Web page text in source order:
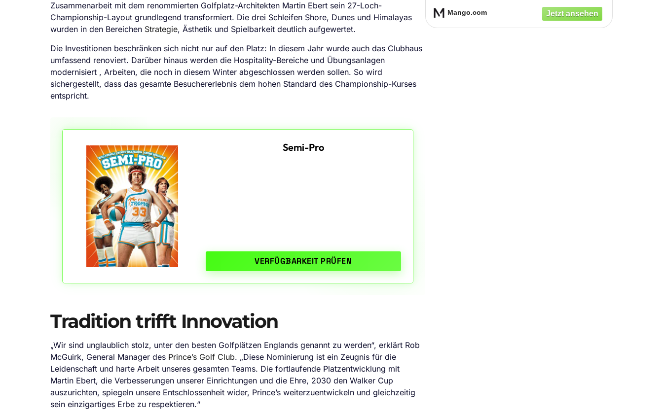
Zusammenarbeit mit dem renommierten Golfplatz-Architekten Martin Ebert sein 27-Loch-
Championship-Layout grundlegend transformiert. Die drei Schleifen Shore, Dunes und Himalayas
wurden in den Bereichen Strategie, Ästhetik und Spielbarkeit deutlich aufgewertet.
Die Investitionen beschränken sich nicht nur auf den Platz: In diesem Jahr wurde auch das Clubhaus
umfassend renoviert. Darüber hinaus werden die Hospitality-Bereiche und Übungsanlagen
modernisiert , Arbeiten, die noch in diesem Winter abgeschlossen werden sollen. So wird
sichergestellt, dass das gesamte Besuchererlebnis dem hohen Standard des Championship-Kurses
entspricht.
Semi-Pro
VERFÜGBARKEIT PRÜFEN
Tradition trifft Innovation
„Wir sind unglaublich stolz, unter den besten Golfplätzen Englands genannt zu werden“, erklärt Rob
McGuirk, General Manager des Prince’s Golf Club. „Diese Nominierung ist ein Zeugnis für die
Leidenschaft und harte Arbeit unseres gesamten Teams. Die fortlaufende Platzentwicklung mit
Martin Ebert, die Verbesserungen unserer Einrichtungen und die Ehre, 2030 den Walker Cup
auszurichten, spiegeln unsere Entschlossenheit wider, Prince’s weiterzuentwickeln und gleichzeitig
sein einzigartiges Erbe zu respektieren.“
Mango.com